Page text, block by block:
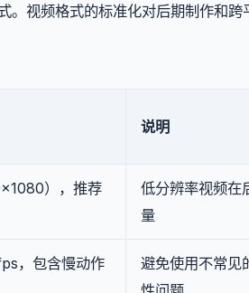
。视频格式的标准化对后期制作和跨
说明
），推荐
低分辨率视频在
量
，包含慢动作
避免使用不常